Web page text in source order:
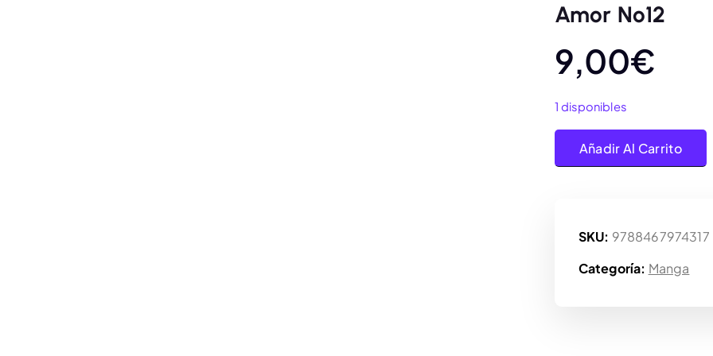
Amor Nº12
9,00€
1 disponibles
Norma Editorial: Una
Añadir Al Carrito
SKU: 9788467974317
Categoría: Manga